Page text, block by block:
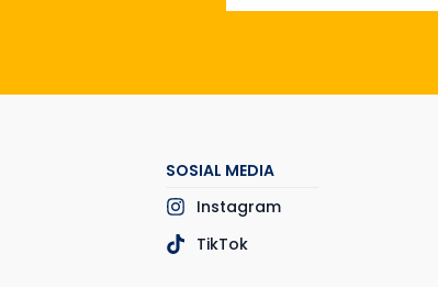
SOSIAL MEDIA
Instagram
TikTok